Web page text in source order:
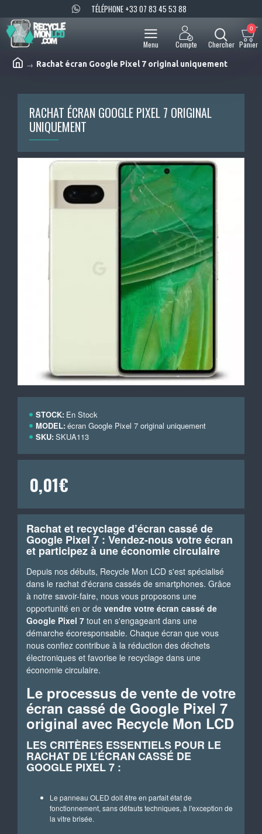
TÉLÉPHONE +33 07 83 45 53 88
0
Rachat écran Google Pixel 7 original uniquement
RACHAT ÉCRAN GOOGLE PIXEL 7 ORIGINAL
UNIQUEMENT
STOCK: En Stock
MODEL:écran Google Pixel 7 original uniquement
SKU:SKUA113
0,01€
Rachat et recyclage d’écran cassé de
Google Pixel 7 : Vendez-nous votre écran
et participez à une économie circulaire
Depuis nos débuts, Recycle Mon LCD s'est spécialisé
dans le rachat d'écrans cassés de smartphones. Grâce
à notre savoir-faire, nous vous proposons une
opportunité en or de vendre votre écran cassé de
Google Pixel 7 tout en s'engageant dans une
démarche écoresponsable. Chaque écran que vous
nous confiez contribue à la réduction des déchets
électroniques et favorise le recyclage dans une
économie circulaire.
Le processus de vente de votre
écran cassé de Google Pixel 7
original avec Recycle Mon LCD
LES CRITÈRES ESSENTIELS POUR LE
RACHAT DE L’ÉCRAN CASSÉ DE
GOOGLE PIXEL 7 :
Le panneau OLED doit être en parfait état de
fonctionnement, sans défauts techniques, à l'exception de
la vitre brisée.